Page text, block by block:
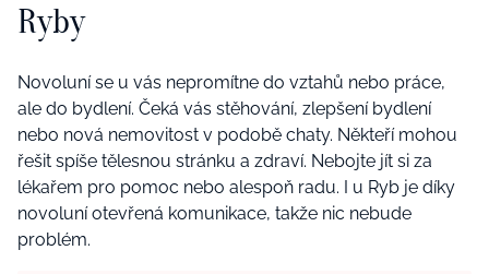
Ryby
Novoluní se u vás nepromítne do vztahů nebo práce,
ale do bydlení. Čeká vás stěhování, zlepšení bydlení
nebo nová nemovitost v podobě chaty. Někteří mohou
řešit spíše tělesnou stránku a zdraví. Nebojte jít si za
lékařem pro pomoc nebo alespoň radu. I u Ryb je díky
novoluní otevřená komunikace, takže nic nebude
problém.